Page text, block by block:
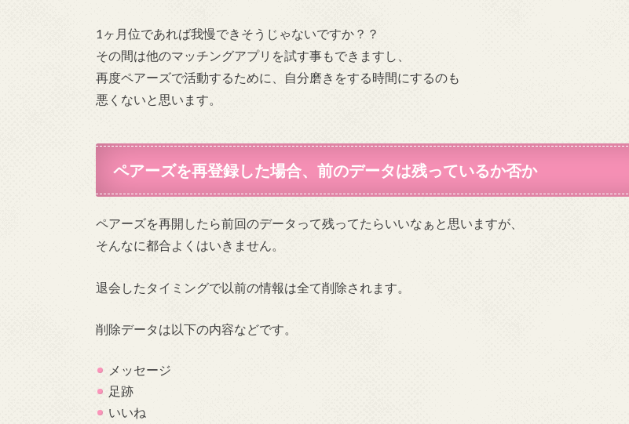
1ヶ月位であれば我慢できそうじゃないですか？？
その間は他のマッチングアプリを試す事もできますし、
再度ペアーズで活動するために、自分磨きをする時間にするのも
悪くないと思います。
ペアーズを再登録した場合、前のデータは残っているか否か
ペアーズを再開したら前回のデータって残ってたらいいなぁと思いますが、
そんなに都合よくはいきません。
退会したタイミングで以前の情報は全て削除されます。
削除データは以下の内容などです。
メッセージ
足跡
いいね